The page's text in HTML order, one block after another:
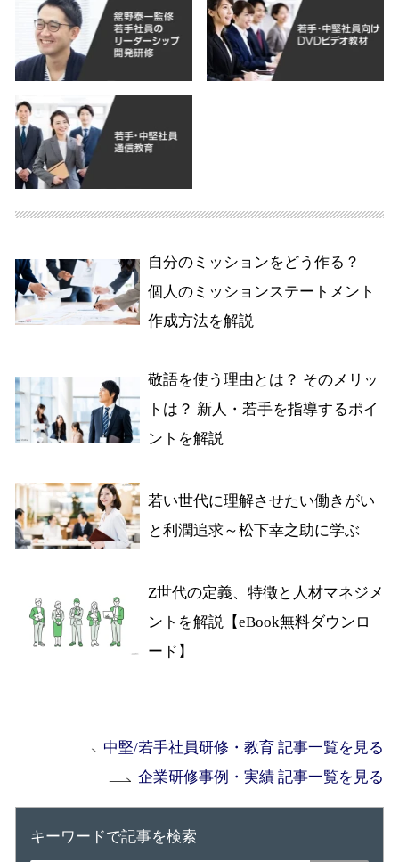
自分のミッションをどう作る？
個人のミッションステートメント
作成方法を解説
敬語を使う理由とは？ そのメリッ
トは？ 新人・若手を指導するポイ
ントを解説
若い世代に理解させたい働きがい
と利潤追求～松下幸之助に学ぶ
Z世代の定義、特徴と人材マネジメ
ントを解説【eBook無料ダウンロ
ード】
中堅/若手社員研修・教育 記事一覧を見る
企業研修事例・実績 記事一覧を見る
キーワードで記事を検索